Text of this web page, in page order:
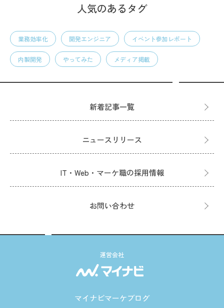
人気のあるタグ
業務効率化 開発エンジニア イベント参加レポート
内製開発 やってみた メディア掲載
新着記事一覧
ニュースリリース
IT・Web・マーケ職の採用情報
お問い合わせ
運営会社
マイナビマーケブログ